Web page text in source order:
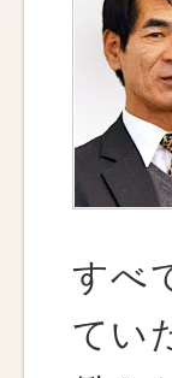
すべ
てい